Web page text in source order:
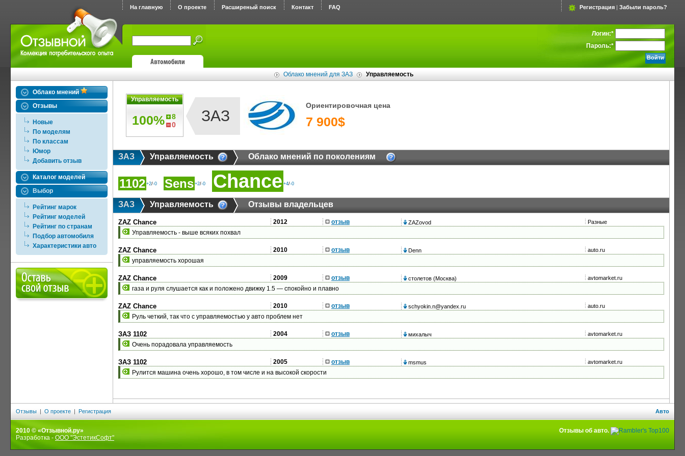
На главную О проекте Расширеный поиск Контакт FAQ Регистрация | Забыли пароль?
Логин:*
Пароль:*
Облако мнений для ЗАЗ Управляемость
Облако мнений
Отзывы
Новые
По моделям
По классам
Юмор
Добавить отзыв
Каталог моделей
Выбор
Рейтинг марок
Рейтинг моделей
Рейтинг по странам
Подбор автомобиля
Характеристики авто
Управляемость
100%
8
0
ЗАЗ
Ориентировочная цена
7 900$
ЗАЗ Управляемость Облако мнений по поколениям
1102 +2/-0 Sens +2/-0 Chance +4/-0
ЗАЗ Управляемость Отзывы владельцев
ZAZ Chance 2012 отзыв ZAZovod Разные
Управляемость - выше всяких похвал
ZAZ Chance 2010 отзыв Denn auto.ru
управляемость хорошая
ZAZ Chance 2009 отзыв столетов (Москва) avtomarket.ru
газа и руля слушается как и положено движку 1.5 — спокойно и плавно
ZAZ Chance 2010 отзыв schyokin.n@yandex.ru auto.ru
Руль четкий, так что с управляемостью у авто проблем нет
ЗАЗ 1102 2004 отзыв михалыч avtomarket.ru
Очень порадовала управляемость
ЗАЗ 1102 2005 отзыв msmus avtomarket.ru
Рулится машина очень хорошо, в том числе и на высокой скорости
Отзывы | О проекте | Регистрация Авто
2010 © «Отзывной.ру»
Разработка - ООО "ЭстетикСофт"
Отзывы об авто.